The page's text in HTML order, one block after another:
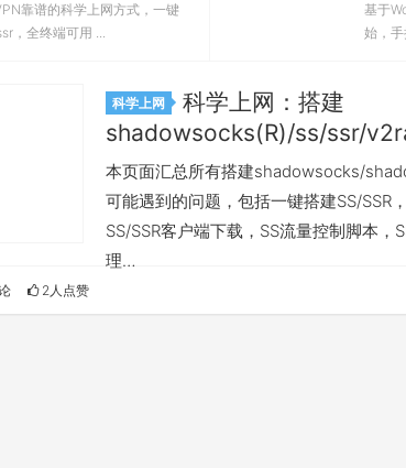
靠谱的科学上网方式，一键
，全终端可用 ...
基于
始，
科学上网
科学上网：搭建
shadowsocks(R)/ss/ssr/
本页面汇总所有搭建shadowsocks/
可能遇到的问题，包括一键搭建SS/SSR
SS/SSR客户端下载，SS流量控制脚本，
理…
2人点赞